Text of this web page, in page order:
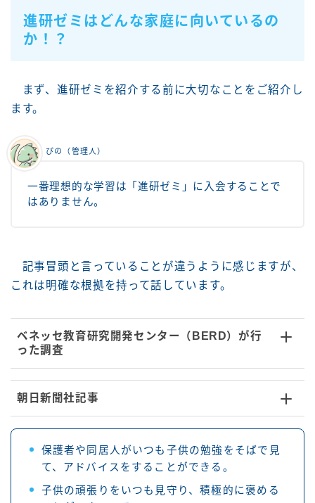
進研ゼミはどんな家庭に向いているの
か！？
まず、進研ゼミを紹介する前に大切なことをご紹介し
ます。
一番理想的な学習は「進研ゼミ」に入会することで
はありません。
ぴの（管理人）
記事冒頭と言っていることが違うように感じますが、
これは明確な根拠を持って話しています。
ベネッセ教育研究開発センター（BERD）が行
った調査
朝日新聞社記事
保護者や同居人がいつも子供の勉強をそばで見
て、アドバイスをすることができる。
子供の頑張りをいつも見守り、積極的に褒める